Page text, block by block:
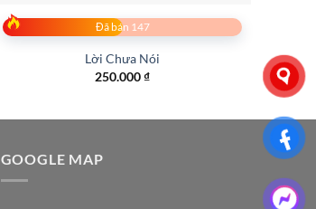
Đã bán 147
Lời Chưa Nói
250.000₫
GOOGLE MAP